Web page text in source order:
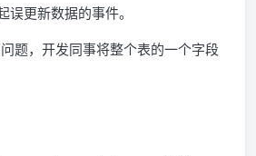
更新数据的事件。
题，开发同事将整个表的一个字段